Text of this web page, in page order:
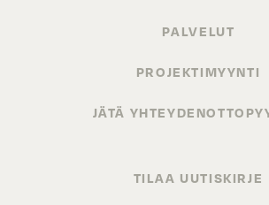
PALVELUT
PROJEKTIMYYNTI
JÄTÄ
TILAA UUTISKIRJE